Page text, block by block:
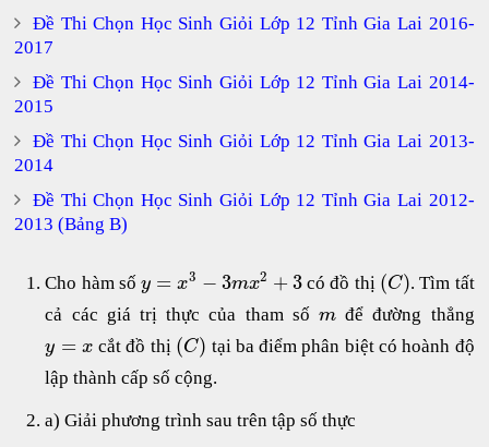
Đề Thi Chọn Học Sinh Giỏi Lớp 12 Tỉnh Gia Lai 2016-
2017
Đề Thi Chọn Học Sinh Giỏi Lớp 12 Tỉnh Gia Lai 2014-
2015
Đề Thi Chọn Học Sinh Giỏi Lớp 12 Tỉnh Gia Lai 2013-
2014
Đề Thi Chọn Học Sinh Giỏi Lớp 12 Tỉnh Gia Lai 2012-
2013 (Bảng B)
Cho hàm số y = x3 − 3mx2 + 3 có đồ thị (C). Tìm tất
cả các giá trị thực của tham số m để đường thẳng
y = x cắt đồ thị (C) tại ba điểm phân biệt có hoành độ
lập thành cấp số cộng.
a) Giải phương trình sau trên tập số thực